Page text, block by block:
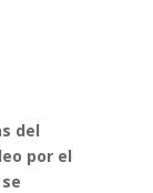
del
por el